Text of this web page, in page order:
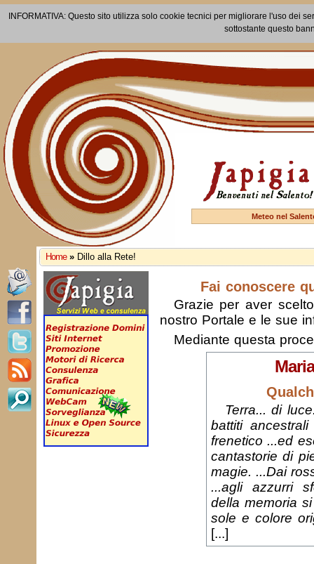
INFORMATIVA: Questo sito utilizza solo cookie tecnici per migliorare l'uso dei
sottostante questo
Meteo nel
Home » Dillo alla Rete!
Fai conoscere
Grazie per aver
nostro Portale e le sue
Mediante questa
Terra... di
battiti
frenetico ...ed
cantastorie di
magie. ...Dai
...agli azzurri
della memoria
sole e colore
[...]